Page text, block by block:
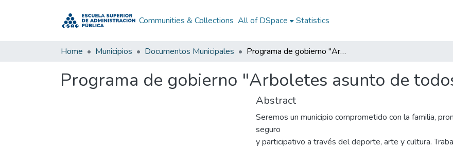
Communities & Collections All of DSpace Statistics
Home Municipios Documentos Municipales Programa de gobierno "Arboletes asunto de todos" 2024-2027
Programa de gobierno "Arboletes asunto de
Abstract
Seremos un municipio comprometido con la familia,
seguro
y participativo a través del deporte, arte y cultura.